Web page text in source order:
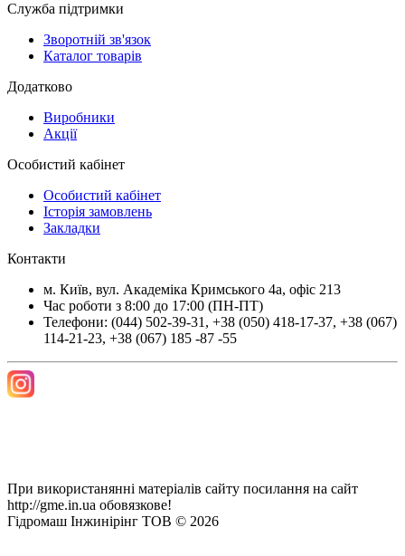
Служба підтримки
Зворотній зв'язок
Каталог товарів
Додатково
Виробники
Акції
Особистий кабінет
Особистий кабінет
Історія замовлень
Закладки
Контакти
м. Київ, вул. Академіка Кримського 4а, офіс 213
Час роботи з 8:00 до 17:00 (ПН-ПТ)
Телефони: (044) 502-39-31, +38 (050) 418-17-37, +38 (067)
114-21-23, +38 (067) 185 -87 -55
При використанянні матеріалів сайту посилання на сайт
http://gme.in.ua обовязкове!
Гідромаш Інжинірінг ТОВ © 2026